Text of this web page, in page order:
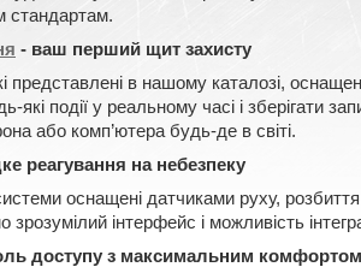
стандартам.
- ваш перший щит захисту
представлені в нашому каталозі,
які події у реальному часі і зберігати
або комп’ютера будь-де в світі.
реагування на небезпеку
оснащені датчиками руху,
зрозумілий інтерфейс і можливість
доступу з максимальним комфортом